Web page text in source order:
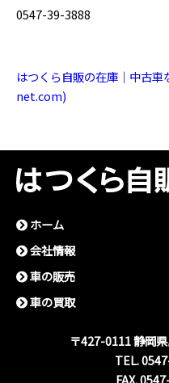
0547-39-3888
はつくら自販の在庫｜中古
net.com)
〒427-0111 静岡
TEL.
ホーム
会社情報
⾞の販売
⾞の買取